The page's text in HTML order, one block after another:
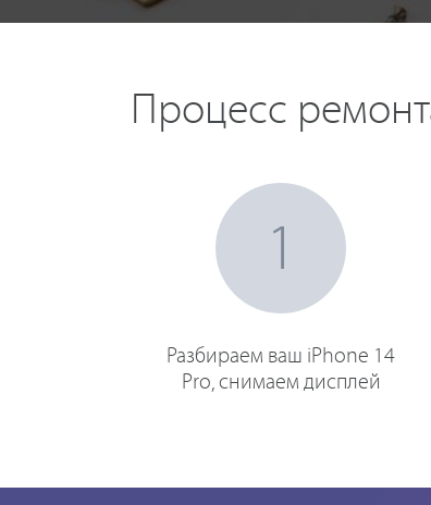
Процесс
1
Разбираем ваш iPhone 14
Pro, снимаем дисплей